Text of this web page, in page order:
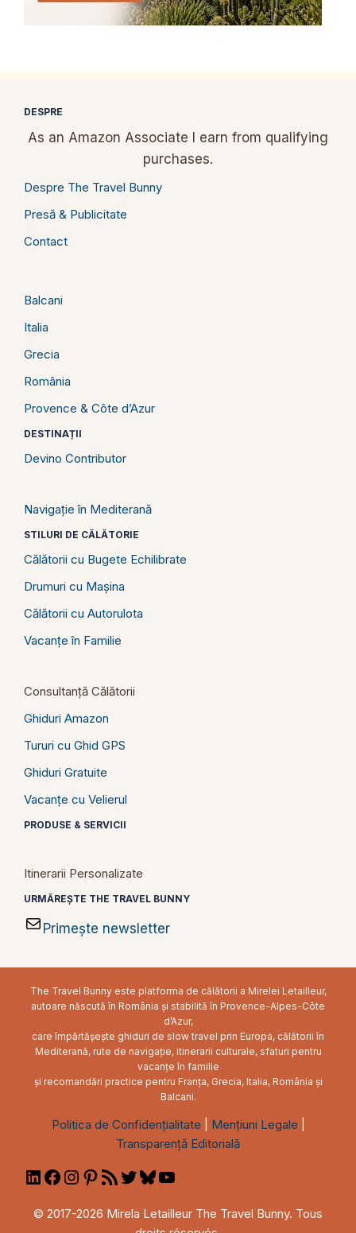
DESPRE
As an Amazon Associate I earn from qualifying
purchases.
Despre The Travel Bunny
Presă & Publicitate
Contact
Balcani
Italia
Grecia
România
Provence & Côte d’Azur
DESTINAȚII
Devino Contributor
Navigație în Mediterană
STILURI DE CĂLĂTORIE
Călătorii cu Bugete Echilibrate
Drumuri cu Mașina
Călătorii cu Autorulota
Vacanțe în Familie
Consultanță Călătorii
Ghiduri Amazon
Tururi cu Ghid GPS
Ghiduri Gratuite
Vacanțe cu Velierul
PRODUSE & SERVICII
Itinerarii Personalizate
URMĂREȘTE THE TRAVEL BUNNY
Primește newsletter
The Travel Bunny este platforma de călătorii a Mirelei Letailleur,
autoare născută în România și stabilită în Provence-Alpes-Côte
d’Azur,
care împărtășește ghiduri de slow travel prin Europa, călătorii în
Mediterană, rute de navigație, itinerarii culturale, sfaturi pentru
vacanțe în familie
și recomandări practice pentru Franța, Grecia, Italia, România și
Balcani.
Politica de Confidențialitate Mențiuni Legale
Transparență Editorială
LinkedIn
Facebook
Instagram
Pinterest
RSSTwitterBluesky
© 2017-2026 Mirela Letailleur The Travel Bunny. Tous